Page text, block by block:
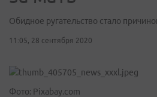
Обидное ругательство стало
11:05, 28 сентября 2020
Фото: Pixabay.com